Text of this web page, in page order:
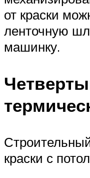
от краски
ленточную
машинку.
краски с